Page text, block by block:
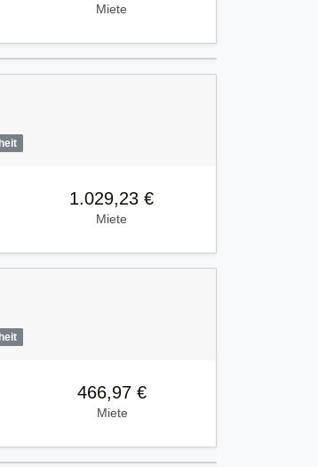
Miete
1.029,23 €
Miete
466,97 €
Miete